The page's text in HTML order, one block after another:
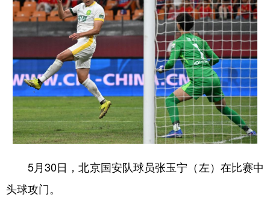
5月30日，北京国安队球员张玉宁（左）在比赛中
头球攻门。